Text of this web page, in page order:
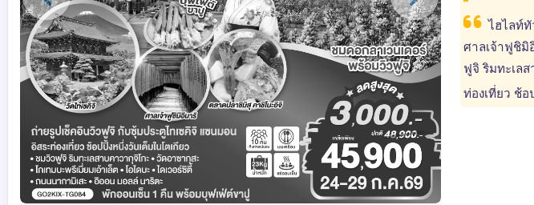
ไฮไลท์ทั
ศาลเจ้าฟูชิมิ
ฟูจิ ริมทะเล
ท่องเที่ยว ช้